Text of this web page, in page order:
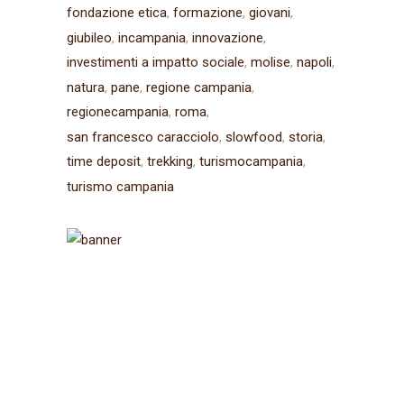
fondazione etica formazione giovani
giubileo incampania innovazione
investimenti a impatto sociale molise napoli
natura pane regione campania
regionecampania roma
san francesco caracciolo slowfood storia
time deposit trekking turismocampania
turismo campania